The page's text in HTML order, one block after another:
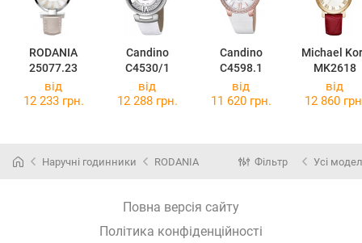
RODANIA
25077.23
Candino
C4530/1
Candino
C4598.1
Michael
MK2618
від
12 233 грн.
від
12 288 грн.
від
11 620 грн.
від
12 860
Наручні годинники RODANIA Фільтр Усі
Повна версія сайту
Політика конфіденційності